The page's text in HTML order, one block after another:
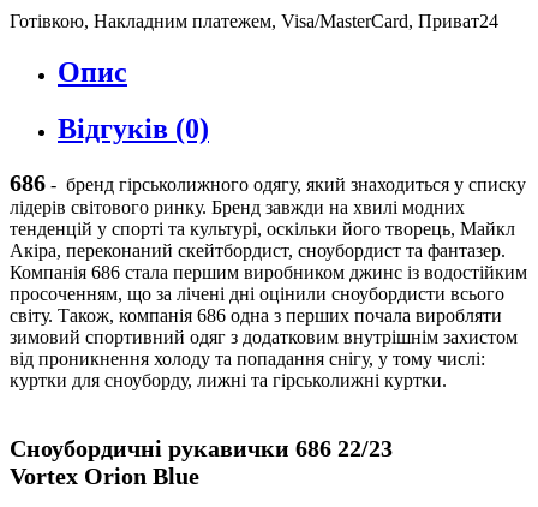
Готівкою, Накладним платежем, Visa/MasterCard, Приват24
Опис
Відгуків (0)
686 - бренд гірськолижного одягу, який знаходиться у списку
лідерів світового ринку. Бренд завжди на хвилі модних
тенденцій у спорті та культурі, оскільки його творець, Майкл
Акіра, переконаний скейтбордист, сноубордист та фантазер.
Компанія 686 стала першим виробником джинс із водостійким
просоченням, що за лічені дні оцінили сноубордисти всього
світу. Також, компанія 686 одна з перших почала виробляти
зимовий спортивний одяг з додатковим внутрішнім захистом
від проникнення холоду та попадання снігу, у тому числі:
куртки для сноуборду, лижні та гірськолижні куртки.
Сноубордичні рукавички 686 22/23
Vortex Orion Blue